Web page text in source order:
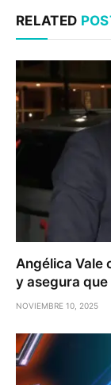
RELATED
Angélica Vale
y asegura
NOVIEMBRE 10, 2025